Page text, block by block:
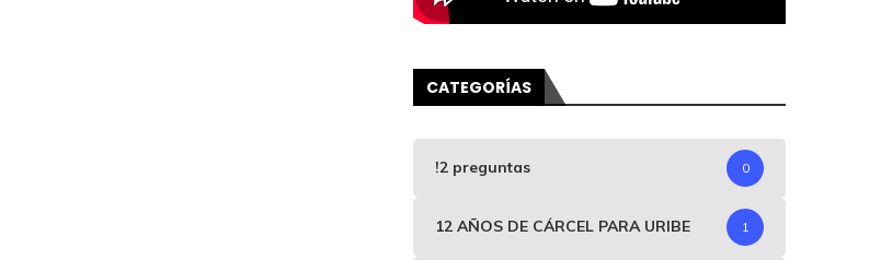
CATEGORÍAS
!2 preguntas 0
12 AÑOS DE CÁRCEL PARA URIBE 1